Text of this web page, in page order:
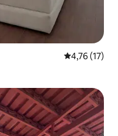
Gemiddelde
4,76 (17)